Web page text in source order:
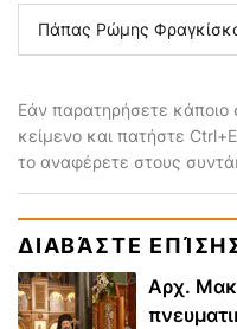
Πάπας Ρώμης
Εάν παρατηρήσετε κάποιο
κείμενο και πατήστε
το αναφέρετε στους
ΔΙΑΒΆΣΤΕ
Αρχ.